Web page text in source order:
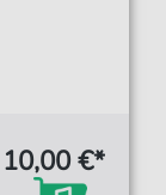
10,00 €*